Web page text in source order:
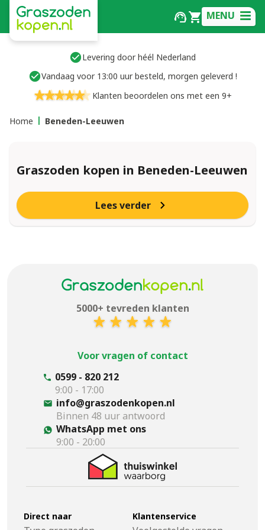
MENU
Levering door héél Nederland
Vandaag voor 13:00 uur besteld, morgen geleverd !
Klanten beoordelen ons met een 9+
Home Beneden-Leeuwen
Graszoden kopen in Beneden-Leeuwen
Lees verder
5000+ tevreden klanten
Voor vragen of contact
0599 - 820 212
9:00 - 17:00
info@graszodenkopen.nl
Binnen 48 uur antwoord
WhatsApp met ons
9:00 - 20:00
Direct naar Klantenservice